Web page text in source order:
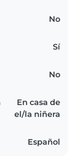
No
Sí
No
En casa de
el/la niñera
Español